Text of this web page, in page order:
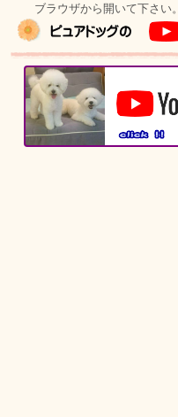
ブラウザから開いて下さい。